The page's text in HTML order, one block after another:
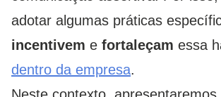
adotar algumas práticas
incentivem e fortaleçam essa
dentro da empresa.